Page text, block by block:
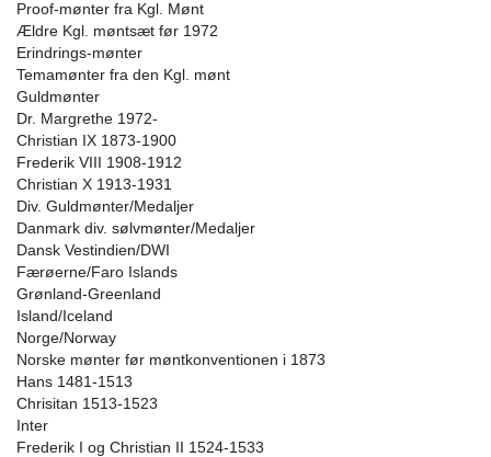
Proof-mønter fra Kgl. Mønt
Ældre Kgl. møntsæt før 1972
Erindrings-mønter
Temamønter fra den Kgl. mønt
Guldmønter
Dr. Margrethe 1972-
Christian IX 1873-1900
Frederik VIII 1908-1912
Christian X 1913-1931
Div. Guldmønter/Medaljer
Danmark div. sølvmønter/Medaljer
Dansk Vestindien/DWI
Færøerne/Faro Islands
Grønland-Greenland
Island/Iceland
Norge/Norway
Norske mønter før møntkonventionen i 1873
Hans 1481-1513
Chrisitan 1513-1523
Inter
Frederik I og Christian II 1524-1533